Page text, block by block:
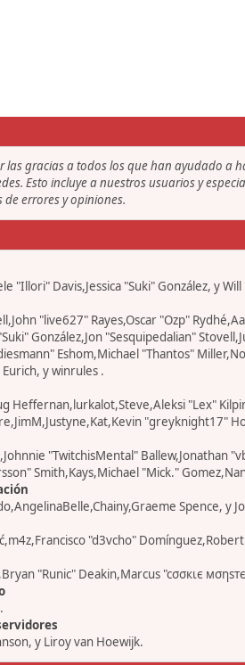
las gracias a todos los que han ayudado a
Esto incluye a nuestros usuarios y
errores y opiniones.
"Illori" Davis,Jessica "Suki" González, y
"live627" Rayes,Oscar "Ozp"
González,Jon "Sesquipedalian"
Eshom,Michael "Thantos"
y winrules .
Heffernan,lurkalot,Steve,Aleksi "Lex"
"greyknight17"
"TwitchisMental" Ballew,Jonathan
Smith,Kays,Michael "Mick."
Spence, y
"d3vcho"
"Runic" Deakin,Marcus "cσσкιє
y Liroy van Hoewijk.